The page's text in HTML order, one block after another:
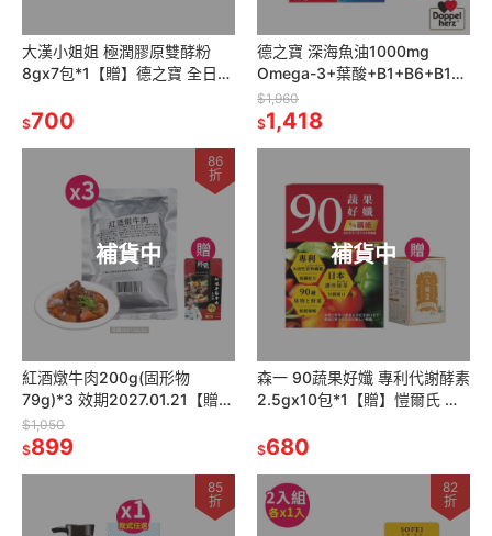
大漢小姐姐 極潤膠原雙酵粉
8gx7包*1【贈】德之寶 全日素
$700
德之寶 深海魚油1000mg
Omega-3+葉酸+B1+B6+B12
60粒*2【贈】東華堂 水漾麗緻
EX活妍對策*1
$1,960
$1,418
補貨中
86
折
紅酒燉牛肉200g(固形物
79g)*3 效期2027.01.21【贈】
鮮覺 紅燒半筋半肉牛肉麵
500g(袋裝)*1
$1,050
$899
補貨中
森一 90蔬果好孅 專利代謝酵素
2.5gx10包*1【贈】愷爾氏 八
$680
85
折
82
折